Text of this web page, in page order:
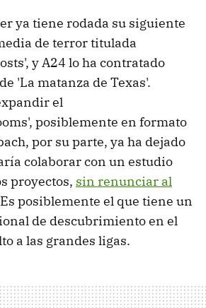
ya tiene rodada su siguiente
de terror titulada
y A24 lo ha contratado
'La matanza de Texas'.
el
posiblemente en formato
por su parte, ya ha dejado
colaborar con un estudio
proyectos, sin renunciar al
posiblemente el que tiene un
de descubrimiento en el
a las grandes ligas.